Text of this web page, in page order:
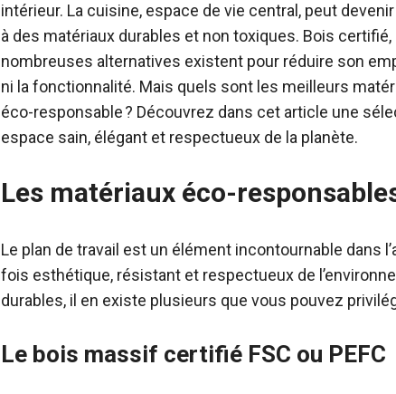
intérieur. La cuisine, espace de vie central, peut
à des matériaux durables et non toxiques. Bois
nombreuses alternatives existent pour réduire son
ni la fonctionnalité. Mais quels sont les meilleurs
éco-responsable ? Découvrez dans cet article une
espace sain, élégant et respectueux de la planète.
Les matériaux éco-
Le plan de travail est un élément incontournable dans
fois esthétique, résistant et respectueux de
durables, il en existe plusieurs que vous pouvez
Le bois massif certifié FSC ou PEFC